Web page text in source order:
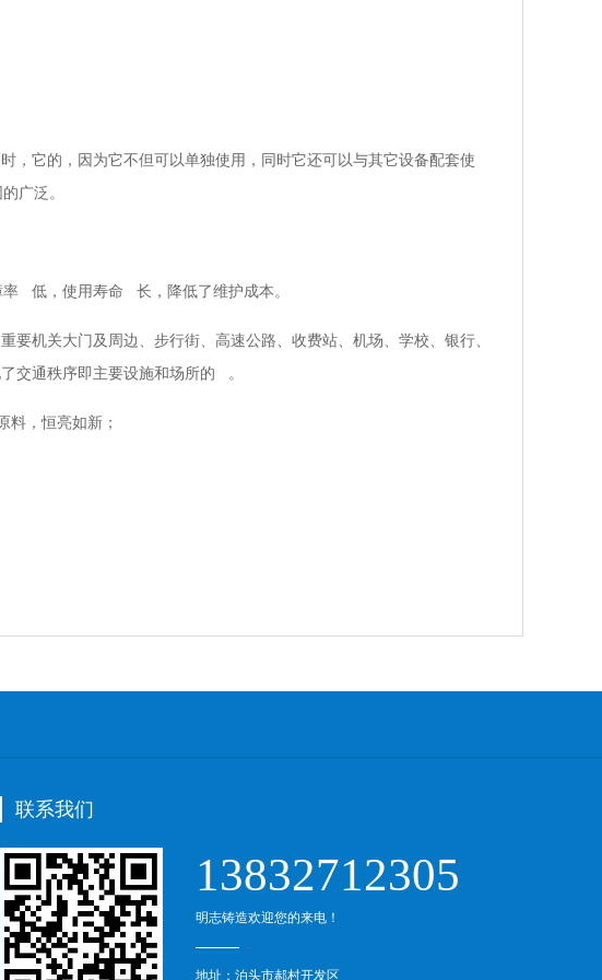
它的，因为它不但可以单独使用，同时它还可以与其它设备配套使
广泛。
低，使用寿命 长，降低了维护成本。
机关大门及周边、步行街、高速公路、收费站、机场、学校、银行、
交通秩序即主要设施和场所的 。
料，恒亮如新；
联系我们
13832712305
明志铸造欢迎您的来电！
地址：泊头市郝村开发区